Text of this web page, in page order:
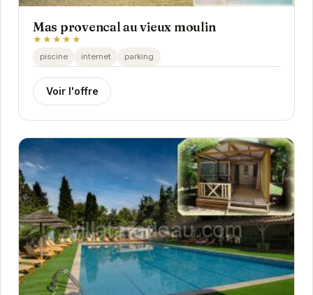
Mas provencal au vieux moulin
★★★★★
piscine internet parking
Voir l'offre